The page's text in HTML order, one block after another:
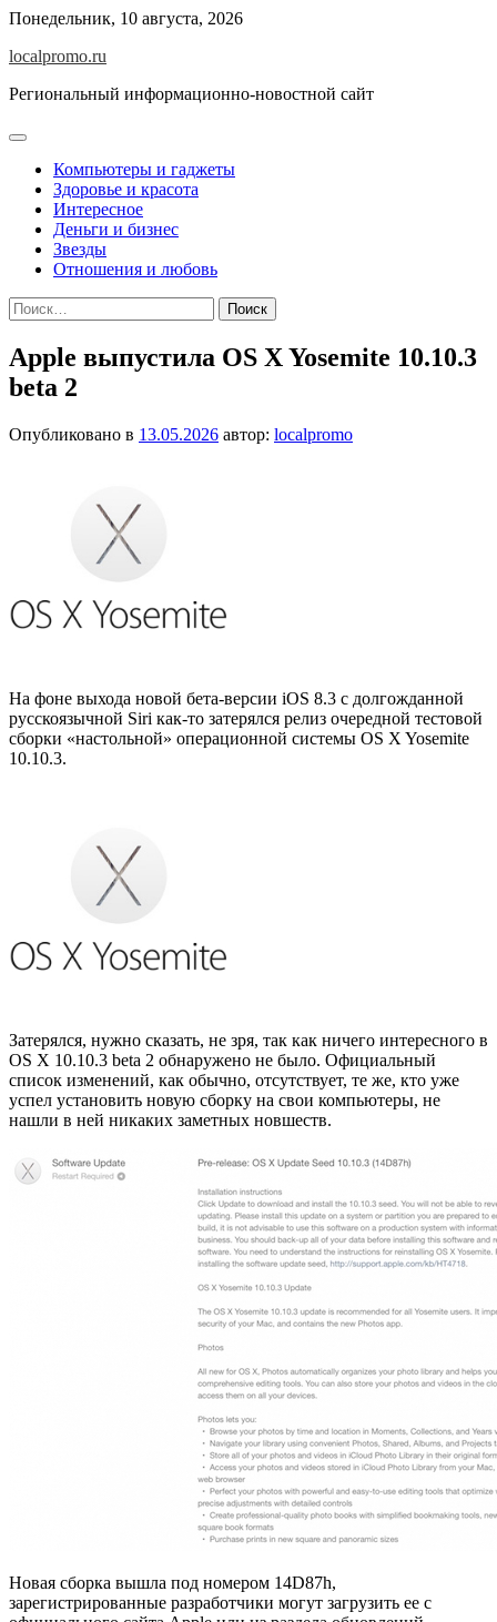
Перейти
содержимому
Понедельник, 10 августа, 2026
localpromo.ru
Региональный информационно-новостной сайт
Компьютеры и гаджеты
Здоровье и красота
Интересное
Деньги и бизнес
Звезды
Отношения и любовь
Найти:
Apple выпустила OS X Yosemite 10.10.3
beta 2
Опубликовано в 13.05.2026 автор: localpromo
На фоне выхода новой бета-версии iOS 8.3 с долгожданной
русскоязычной Siri как-то затерялся релиз очередной тестовой
сборки «настольной» операционной системы OS X Yosemite
10.10.3.
Затерялся, нужно сказать, не зря, так как ничего интересного в
OS X 10.10.3 beta 2 обнаружено не было. Официальный
список изменений, как обычно, отсутствует, те же, кто уже
успел установить новую сборку на свои компьютеры, не
нашли в ней никаких заметных новшеств.
Новая сборка вышла под номером 14D87h,
зарегистрированные разработчики могут загрузить ее с